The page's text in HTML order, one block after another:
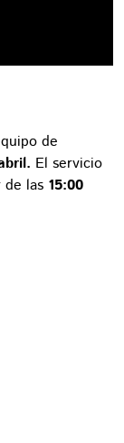
de
El servicio
de las 15:00